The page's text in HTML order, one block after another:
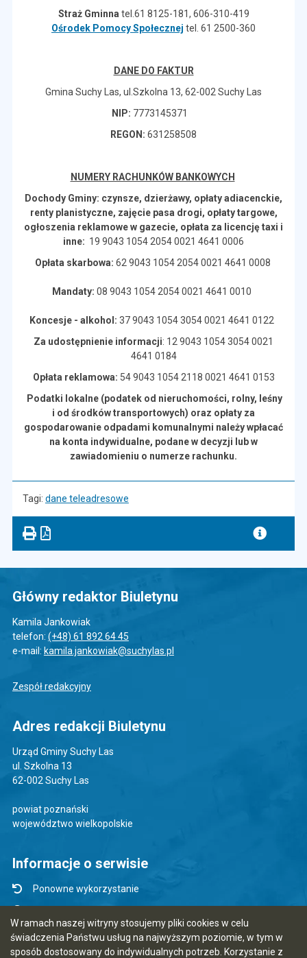
W ramach naszej witryny stosujemy pliki cookies w celu
świadczenia Państwu usług na najwyższym poziomie, w tym w
sposób dostosowany do indywidualnych potrzeb. Korzystanie z
Straż Gminna tel.61 8125-181, 606-310-419
Ośrodek Pomocy Społecznej tel. 61 2500-360
DANE DO FAKTUR
Gmina Suchy Las, ul.Szkolna 13, 62-002 Suchy Las
NIP: 7773145371
REGON: 631258508
NUMERY RACHUNKÓW BANKOWYCH
Dochody Gminy: czynsze, dzierżawy, opłaty adiacenckie,
renty planistyczne, zajęcie pasa drogi, opłaty targowe,
ogłoszenia reklamowe w gazecie, opłata za licencję taxi i
inne: 19 9043 1054 2054 0021 4641 0006
Opłata skarbowa: 62 9043 1054 2054 0021 4641 0008
Mandaty: 08 9043 1054 2054 0021 4641 0010
Koncesje - alkohol: 37 9043 1054 3054 0021 4641 0122
Za udostępnienie informacji: 12 9043 1054 3054 0021
4641 0184
Opłata reklamowa: 54 9043 1054 2118 0021 4641 0153
Podatki lokalne (podatek od nieruchomości, rolny, leśny
i od środków transportowych) oraz opłaty za
gospodarowanie odpadami komunalnymi należy wpłacać
na konta indywidualne, podane w decyzji lub w
zawiadomieniu o numerze rachunku.
Tagi: dane teleadresowe
Główny redaktor Biuletynu
Kamila Jankowiak
telefon: (+48) 61 892 64 45
e-mail: kamila.jankowiak@suchylas.pl
Zespół redakcyjny
Adres redakcji Biuletynu
Urząd Gminy Suchy Las
ul. Szkolna 13
62-002 Suchy Las
powiat poznański
województwo wielkopolskie
Informacje o serwisie
Ponowne wykorzystanie
Mapa serwisu
Instrukcja obsługi